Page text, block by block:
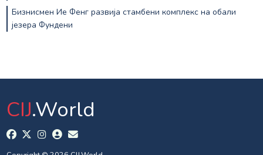
Бизнисмен Ие Фенг развија стамбени комплекс на обали
језера Фундени
CIJ.World